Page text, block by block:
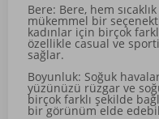
Bere: Bere, hem
mükemmel bir
kadınlar için birçok
özellikle casual ve
sağlar.
Boyunluk: Soğuk
yüzünüzü rüzgar ve
birçok farklı şekilde
bir görünüm elde